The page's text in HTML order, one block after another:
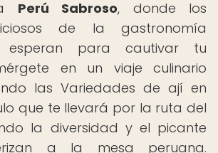
Perú Sabroso, donde los
de la gastronomía
para cautivar tu
en un viaje culinario
las Variedades de ají en
que te llevará por la ruta del
la diversidad y el picante
a la mesa peruana.